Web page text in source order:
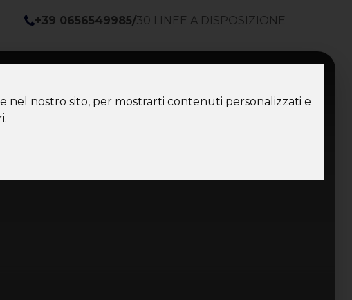
nel nostro sito, per mostrarti contenuti personalizzati e
+39 0656549985/30 LINEE A DISPOSIZIONE